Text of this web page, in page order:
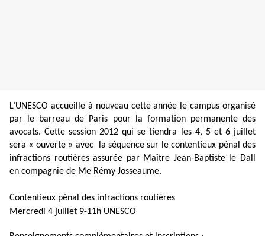
L’UNESCO accueille à nouveau cette année le campus organisé
par le barreau de Paris pour la formation permanente des
avocats. Cette session 2012 qui se tiendra les 4, 5 et 6 juillet
sera « ouverte » avec la séquence sur le contentieux pénal des
infractions routières assurée par Maître Jean-Baptiste
le Dall
en compagnie de Me Rémy Josseaume.
Contentieux pénal des infractions routières
Mercredi 4 juillet 9-11h UNESCO